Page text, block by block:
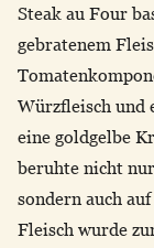
Steak au Four
gebratenem
Würzfleisch und
eine goldgelbe
beruhte nicht
sondern auch
Fleisch wurde